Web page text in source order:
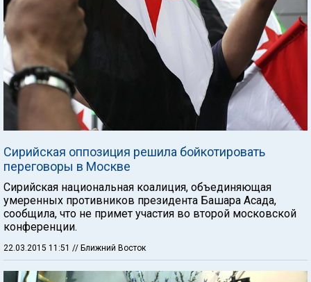
Сирийская оппозиция решила бойкотировать
переговоры в Москве
Сирийская национальная коалиция, объединяющая
умеренных противников президента Башара Асада,
сообщила, что не примет участия во второй московской
конференции.
22.03.2015 11:51 // Ближний Восток